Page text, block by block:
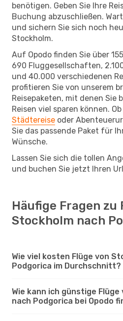
benötigen. Geben Sie Ihre
Buchung abzuschließen.
und sichern Sie sich noch
Stockholm.
Auf Opodo finden Sie über
690 Fluggesellschaften,
und 40.000 verschiedenen
profitieren Sie von unserem
Reisepaketen, mit denen Sie
Reisen viel sparen können.
Städtereise oder
Sie das passende Paket für
Wünsche.
Lassen Sie sich die tollen
und buchen Sie jetzt Ihren
Häufige Fragen zu
Stockholm nach
Wie viel kosten Flüge von
Podgorica im Durchschnitt?
Wie kann ich günstige
nach Podgorica bei Opodo